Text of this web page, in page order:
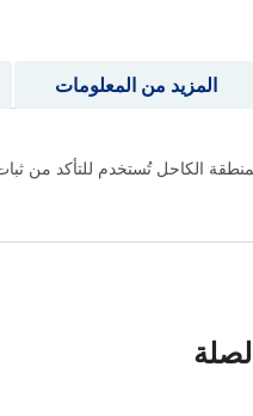
الكاحل تُستخدم للتأكد من
المزيد من المعلومات